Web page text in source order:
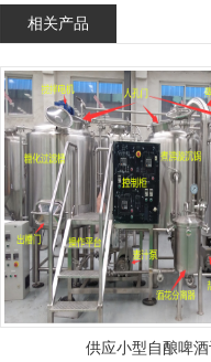
相关产品
供应小型自酿啤